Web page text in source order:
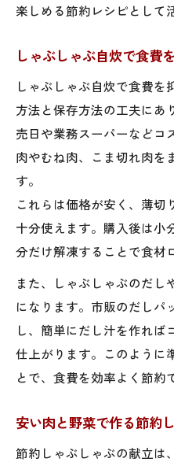
楽しめる節約レシピとして
しゃぶしゃぶ自炊で食費
しゃぶしゃぶ自炊で食費を
方法と保存方法の工夫にあ
売日や業務スーパーなどコ
肉やむね肉、こま切れ肉を
す。
これらは価格が安く、薄切
十分使えます。購入後は小
分だけ解凍することで食材
また、しゃぶしゃぶのだし
になります。市販のだしパ
し、簡単にだし汁を作れば
仕上がります。このように
とで、食費を効率よく節約
安い肉と野菜で作る節約
節約しゃぶしゃぶの献立は